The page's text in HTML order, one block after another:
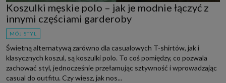
Koszulki męskie polo – jak je modnie łączyć z
innymi częściami garderoby
MÓJ STYL
Świetną alternatywą zarówno dla casualowych T-shirtów, jak i
klasycznych koszul, są koszulki polo. To coś pomiędzy, co pozwala
zachować styl, jednocześnie przełamując sztywność i wprowadzając
casual do outfitu. Czy wiesz, jak nos...